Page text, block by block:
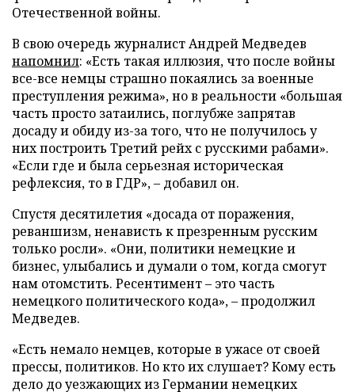
Отечественной войны.
В свою очередь журналист Андрей Медведев
напомнил: «Есть такая иллюзия, что после войны
все-все немцы страшно покаялись за военные
преступления режима», но в реальности «большая
часть просто затаились, поглубже запрятав
досаду и обиду из-за того, что не получилось у
них построить Третий рейх с русскими рабами».
«Если где и была серьезная историческая
рефлексия, то в ГДР», – добавил он.
Спустя десятилетия «досада от поражения,
реваншизм, ненависть к презренным русским
только росли». «Они, политики немецкие и
бизнес, улыбались и думали о том, когда смогут
нам отомстить. Ресентимент – это часть
немецкого политического кода», – продолжил
Медведев.
«Есть немало немцев, которые в ужасе от своей
прессы, политиков. Но кто их слушает? Кому есть
дело до уезжающих из Германии немецких